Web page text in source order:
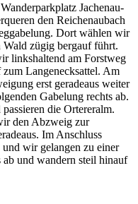
Jachenau-
den Reichenaubach
Dort wählen wir
Wald zügig bergauf führt.
linkshaltend am Forstweg
Langenecksattel. Am
erst geradeaus weiter
Gabelung rechts ab.
die Ortereralm.
den Abzweig zur
Im Anschluss
wir gelangen zu einer
und wandern steil hinauf